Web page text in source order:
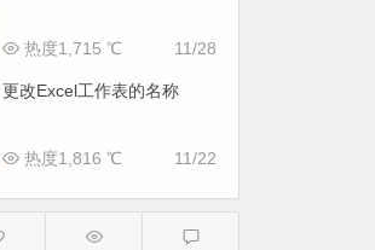
11/28
热度1,715 ℃
更改Excel工作表的名称
11/22
热度1,816 ℃